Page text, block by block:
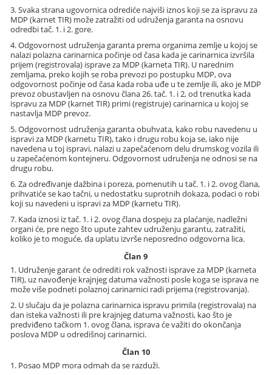
3. Svaka strana ugovornica odrediće najviši iznos koji se za ispravu za
MDP (karnet TIR) može zatražiti od udruženja garanta na osnovu
odredbi tač. 1. i 2. gore.
4. Odgovornost udruženja garanta prema organima zemlje u kojoj se
nalazi polazna carinarnica počinje od časa kada je carinarnica izvršila
prijem (registrovala) isprave za MDP (karneta TIR). U narednim
zemljama, preko kojih se roba prevozi po postupku MDP, ova
odgovornost počinje od časa kada roba uđe u te zemlje ili, ako je MDP
prevoz obustavljen na osnovu člana 26. tač. 1. i 2, od trenutka kada
ispravu za MDP (karnet TIR) primi (registruje) carinarnica u kojoj se
nastavlja MDP prevoz.
5. Odgovornost udruženja garanta obuhvata, kako robu navedenu u
ispravi za MDP (karnetu TIR), tako i drugu robu koja se, iako nije
navedena u toj ispravi, nalazi u zapečaćenom delu drumskog vozila ili
u zapečaćenom kontejneru. Odgovornost udruženja ne odnosi se na
drugu robu.
6. Za određivanje dažbina i poreza, pomenutih u tač. 1. i 2. ovog člana,
prihvatiće se kao tačni, u nedostatku suprotnih dokaza, podaci o robi
koji su navedeni u ispravi za MDP (karnetu TIR).
7. Kada iznosi iz tač. 1. i 2. ovog člana dospeju za plaćanje, nadležni
organi će, pre nego što upute zahtev udruženju garantu, zatražiti,
koliko je to moguće, da uplatu izvrše neposredno odgovorna lica.
Član 9
1. Udruženje garant će odrediti rok važnosti isprave za MDP (karneta
TIR), uz navođenje krajnjeg datuma važnosti posle koga se isprava ne
može više podneti polaznoj carinarnici radi prijema (registrovanja).
2. U slučaju da je polazna carinarnica ispravu primila (registrovala) na
dan isteka važnosti ili pre krajnjeg datuma važnosti, kao što je
predviđeno tačkom 1. ovog člana, isprava će važiti do okončanja
poslova MDP u odredišnoj carinarnici.
Član 10
1. Posao MDP mora odmah da se razduži.